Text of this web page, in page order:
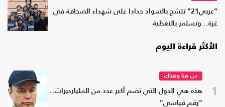
"عربي21" تتشح بالسواد حدادا على شهداء الصحافة في
غزة.. وتستمر بالتغطية
الأكثر قراءة اليوم
1
من هنا وهناك
هذه هي الدول التي تضم أكبر عدد من المليارديرات..
"رقم قياسي"